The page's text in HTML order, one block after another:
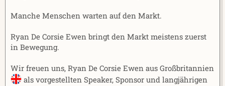
Manche Menschen warten auf den Markt.
Ryan De Corsie Ewen bringt den Markt meistens zuerst
in Bewegung.
Wir freuen uns, Ryan De Corsie Ewen aus Großbritannien
als vorgestellten Speaker, Sponsor und langjährigen